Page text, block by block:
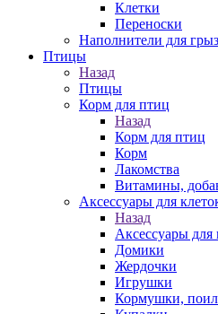
Клетки
Переноски
Наполнители для
Птицы
Назад
Птицы
Корм для птиц
Назад
Корм для птиц
Корм
Лакомства
Витамины,
Аксессуары для
Назад
Аксессуары
Домики
Жердочки
Игрушки
Кормушки,